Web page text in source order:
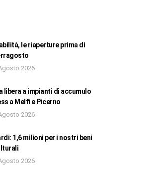
le riaperture prima di
2026
libera a impianti di accumulo
a Melfi e Picerno
2026
1,6 milioni per i nostri beni
2026